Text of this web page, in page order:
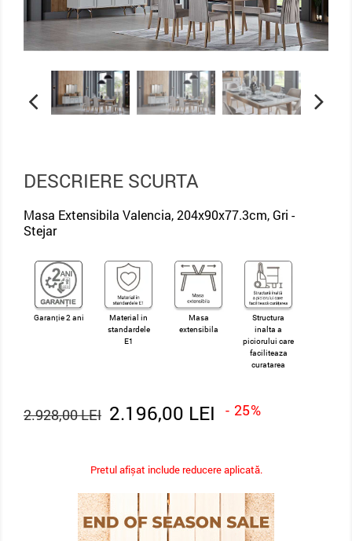
DESCRIERE SCURTA
Masa Extensibila Valencia, 204x90x77.3cm, Gri -
Stejar
Garanție 2 ani
Material in
standardele
E1
Masa
extensibila
Structura
inalta a
piciorului care
faciliteaza
curatarea
2.196,00 LEI - 25%
2.928,00 LEI
Pretul afișat include reducere aplicată.